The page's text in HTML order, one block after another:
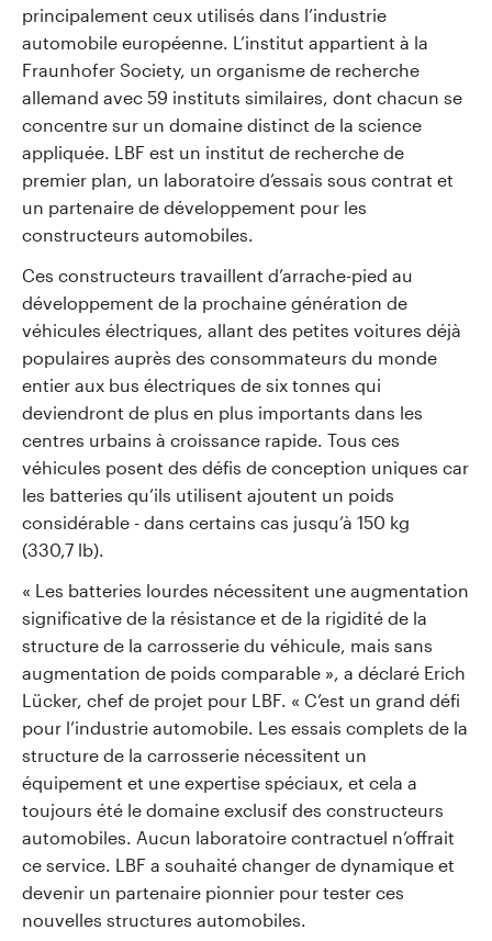
principalement ceux utilisés dans l’industrie
automobile européenne. L’institut appartient à la
Fraunhofer Society, un organisme de recherche
allemand avec 59 instituts similaires, dont chacun se
concentre sur un domaine distinct de la science
appliquée. LBF est un institut de recherche de
premier plan, un laboratoire d’essais sous contrat et
un partenaire de développement pour les
constructeurs automobiles.
Ces constructeurs travaillent d’arrache-pied au
développement de la prochaine génération de
véhicules électriques, allant des petites voitures déjà
populaires auprès des consommateurs du monde
entier aux bus électriques de six tonnes qui
deviendront de plus en plus importants dans les
centres urbains à croissance rapide. Tous ces
véhicules posent des défis de conception uniques car
les batteries qu’ils utilisent ajoutent un poids
considérable - dans certains cas jusqu’à 150 kg
(330,7 lb).
« Les batteries lourdes nécessitent une augmentation
significative de la résistance et de la rigidité de la
structure de la carrosserie du véhicule, mais sans
augmentation de poids comparable », a déclaré Erich
Lücker, chef de projet pour LBF. « C’est un grand défi
pour l’industrie automobile. Les essais complets de la
structure de la carrosserie nécessitent un
équipement et une expertise spéciaux, et cela a
toujours été le domaine exclusif des constructeurs
automobiles. Aucun laboratoire contractuel n’offrait
ce service. LBF a souhaité changer de dynamique et
devenir un partenaire pionnier pour tester ces
nouvelles structures automobiles.